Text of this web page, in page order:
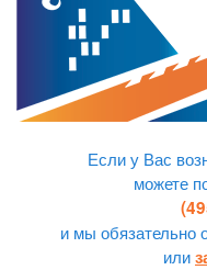
Если у Вас
можете
и мы обязательно
или